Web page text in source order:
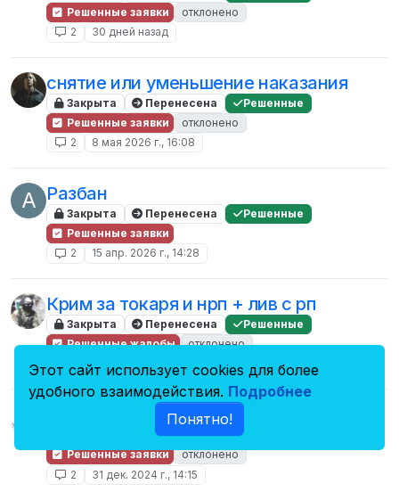
Решенные заявки
отклонено
2
30 дней назад
снятие или уменьшение наказания
Закрыта Перенесена
Решенные
Решенные заявки
отклонено
2
8 мая 2026 г., 16:08
A Разбан
Закрыта Перенесена
Решенные
Решенные заявки
2
15 апр. 2026 г., 14:28
Крим за токаря и нрп + лив с рп
Закрыта Перенесена
Решенные
Решенные жалобы
отклонено
смягчение наказания
Перенесена
Решенные
Решенные заявки
отклонено
2
31 дек. 2024 г., 14:15
Этот сайт использует cookies для более
удобного взаимодействия. Подробнее
Понятно!